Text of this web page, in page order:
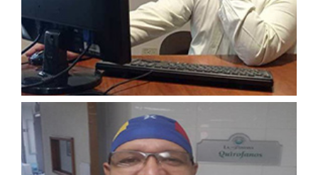
Dr. Armando Reverón
Ortopedia Infantil